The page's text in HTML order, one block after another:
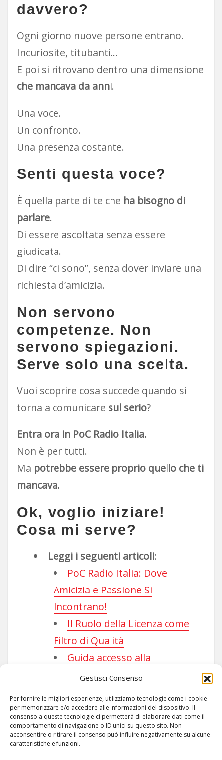
Gestisci Consenso
Per fornire le migliori esperienze, utilizziamo tecnologie come i cookie
per memorizzare e/o accedere alle informazioni del dispositivo. Il
consenso a queste tecnologie ci permetterà di elaborare dati come il
comportamento di navigazione o ID unici su questo sito. Non
acconsentire o ritirare il consenso può influire negativamente su alcune
caratteristiche e funzioni.
davvero?
Ogni giorno nuove persone entrano.
Incuriosite, titubanti…
E poi si ritrovano dentro una dimensione
che mancava da anni.
Una voce.
Un confronto.
Una presenza costante.
Senti questa voce?
È quella parte di te che ha bisogno di
parlare.
Di essere ascoltata senza essere
giudicata.
Di dire “ci sono”, senza dover inviare una
richiesta d’amicizia.
Non servono
competenze. Non
servono spiegazioni.
Serve solo una scelta.
Vuoi scoprire cosa succede quando si
torna a comunicare sul serio?
Entra ora in PoC Radio Italia.
Non è per tutti.
Ma potrebbe essere proprio quello che ti
mancava.
Ok, voglio iniziare!
Cosa mi serve?
Leggi i seguenti articoli:
PoC Radio Italia: Dove
Amicizia e Passione Si
Incontrano!
Il Ruolo della Licenza come
Filtro di Qualità
Guida accesso alla
Community